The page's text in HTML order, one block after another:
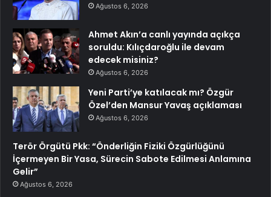
Ağustos 6, 2026
Ahmet Akın’a canlı yayında açıkça
soruldu: Kılıçdaroğlu ile devam
edecek misiniz?
Ağustos 6, 2026
Yeni Parti’ye katılacak mı? Özgür
Özel’den Mansur Yavaş açıklaması
Ağustos 6, 2026
Terör Örgütü Pkk: “Önderliğin Fiziki Özgürlüğünü
İçermeyen Bir Yasa, Sürecin Sabote Edilmesi Anlamına
Gelir”
Ağustos 6, 2026